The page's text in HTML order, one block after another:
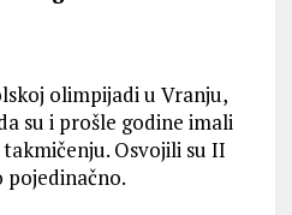
olimpijadi u Vranju,
su i prošle godine imali
Osvojili su II
pojedinačno.